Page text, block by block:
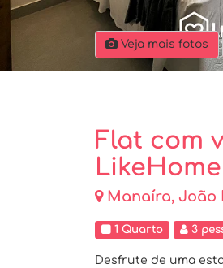
Veja mais fotos
Flat com
LikeHome
Manaíra, João
1 Quarto 3
Desfrute de uma